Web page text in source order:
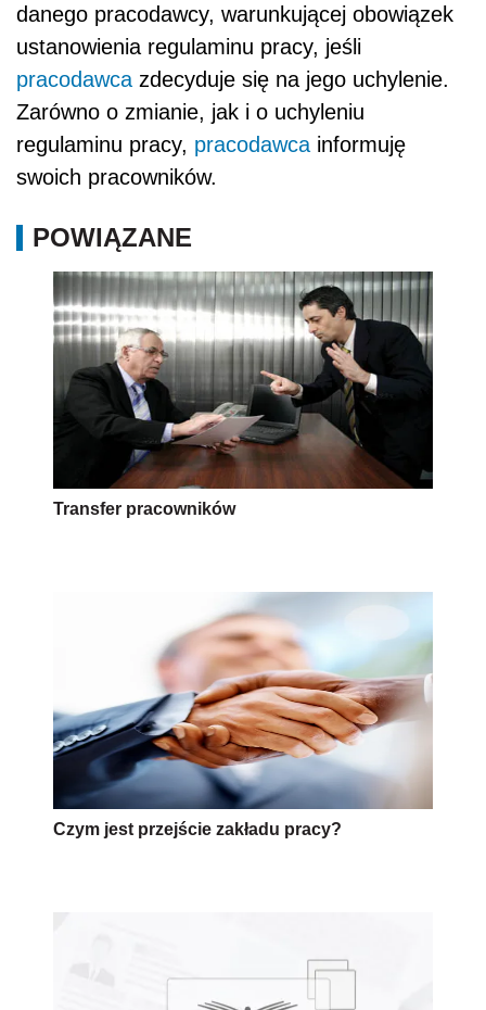
danego pracodawcy, warunkującej obowiązek
ustanowienia regulaminu pracy, jeśli
pracodawca zdecyduje się na jego uchylenie.
Zarówno o zmianie, jak i o uchyleniu
regulaminu pracy, pracodawca informuję
swoich pracowników.
POWIĄZANE
Transfer pracowników
Czym jest przejście zakładu pracy?